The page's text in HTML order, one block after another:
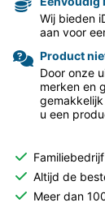
Wij bieden
aan voor
Product
Door onze
merken en
u een
Altijd de
Meer dan